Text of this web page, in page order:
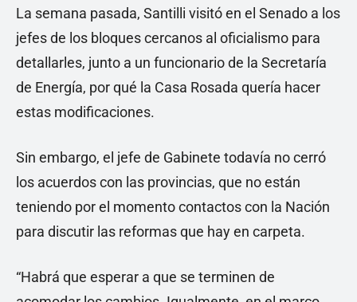
La semana pasada, Santilli visitó en el Senado a los
jefes de los bloques cercanos al oficialismo para
detallarles, junto a un funcionario de la Secretaría
de Energía, por qué la Casa Rosada quería hacer
estas modificaciones.
Sin embargo, el jefe de Gabinete todavía no cerró
los acuerdos con las provincias, que no están
teniendo por el momento contactos con la Nación
para discutir las reformas que hay en carpeta.
“Habrá que esperar a que se terminen de